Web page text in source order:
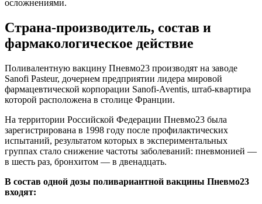
осложнениями.
Страна-производитель, состав и
фармакологическое действие
Поливалентную вакцину Пневмо23 производят на заводе
Sanofi Pasteur, дочернем предприятии лидера мировой
фармацевтической корпорации Sanofi-Aventis, штаб-квартира
которой расположена в столице Франции.
На территории Российской Федерации Пневмо23 была
зарегистрирована в 1998 году после профилактических
испытаний, результатом которых в экспериментальных
группах стало снижение частоты заболеваний: пневмонией —
в шесть раз, бронхитом — в двенадцать.
В состав одной дозы поливариантной вакцины Пневмо23
входят: